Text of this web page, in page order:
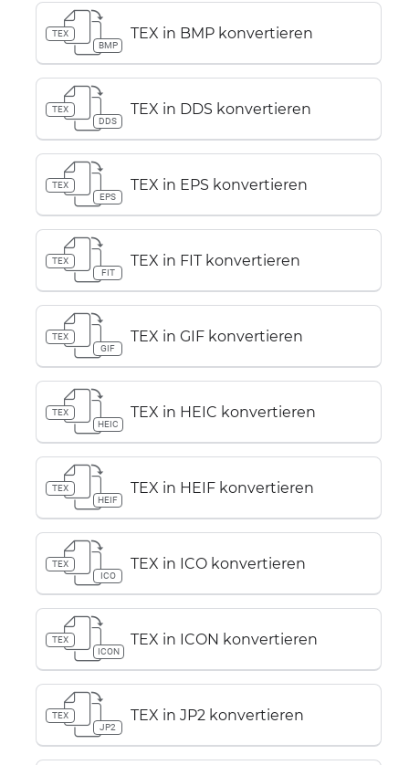
TEX
BMP
TEX in BMP konvertieren
TEX
DDS
TEX in DDS konvertieren
TEX
EPS
TEX in EPS konvertieren
TEX
FIT
TEX in FIT konvertieren
TEX
GIF
TEX in GIF konvertieren
TEX
HEIC
TEX in HEIC konvertieren
TEX
HEIF
TEX in HEIF konvertieren
TEX
ICO
TEX in ICO konvertieren
TEX
ICON
TEX in ICON konvertieren
TEX
JP2
TEX in JP2 konvertieren